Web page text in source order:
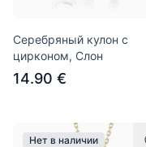
Серебряный кулон с
цирконом, Слон
14.90 €
Нет в наличии